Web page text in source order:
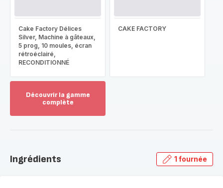
Cake Factory Délices
Silver, Machine à gâteaux,
5 prog, 10 moules, écran
rétroéclairé,
RECONDITIONNÉ
CAKE FACTORY
Découvrir la gamme
complète
gamme
Ingrédients 1 fournée